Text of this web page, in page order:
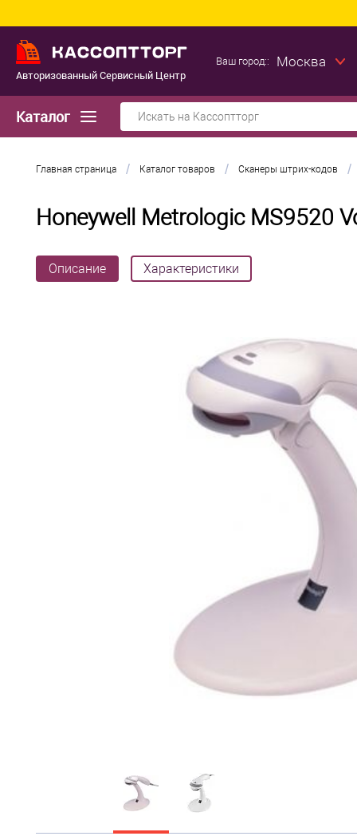
Авторизованный Сервисный Центр
Ваш город:: Москва
Каталог
Главная страница / Каталог товаров / Сканеры штрих-кодов /
Honeywell Metrologic MS9520
Описание Характеристики